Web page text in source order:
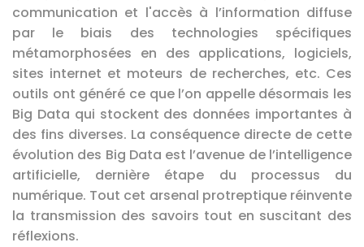
communication et l'accès à l’information diffuse
par le biais des technologies spécifiques
métamorphosées en des applications, logiciels,
sites internet et moteurs de recherches, etc. Ces
outils ont généré ce que l’on appelle désormais les
Big Data qui stockent des données importantes à
des fins diverses. La conséquence directe de cette
évolution des Big Data est l’avenue de l’intelligence
artificielle, dernière étape du processus du
numérique. Tout cet arsenal protreptique réinvente
la transmission des savoirs tout en suscitant des
réflexions.